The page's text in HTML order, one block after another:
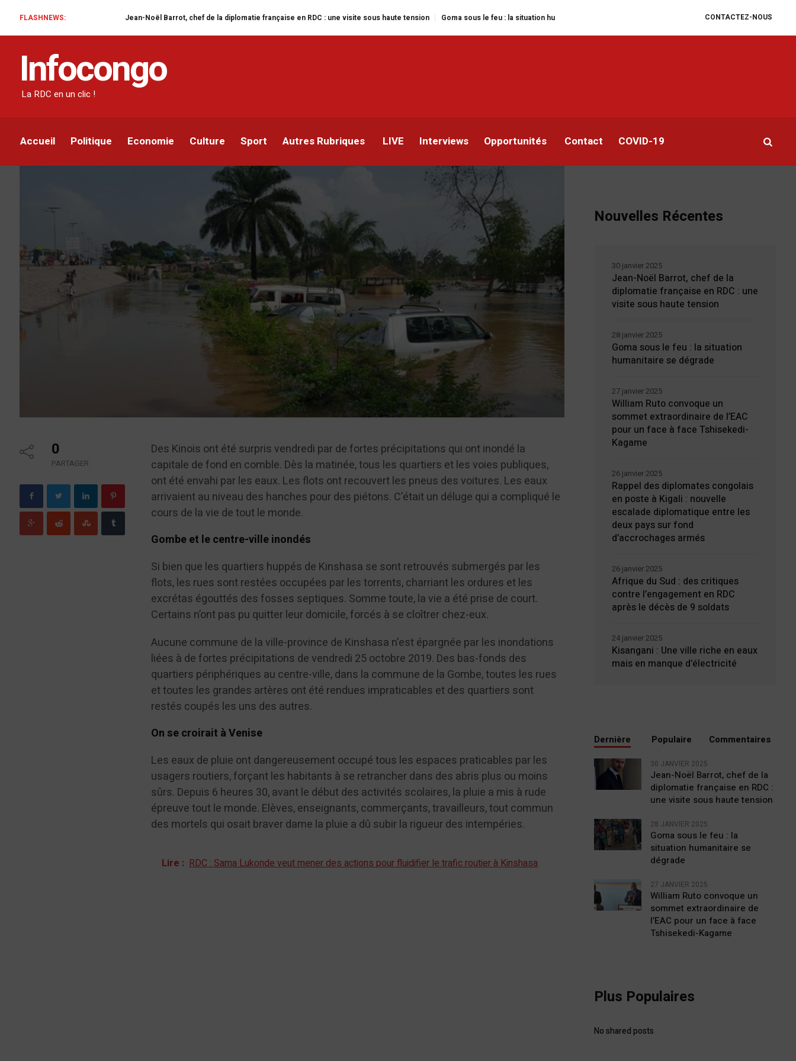
CONTACTEZ-NOUS
FLASHNEWS:Jean-Noël Barrot, chef de la diplomatie française en RDC : une visite sous haute tension Goma sous le feu : la situation humanitaire se dégrade William Ruto convoque un sommet extraordinaire de l’EAC pour
Infocongo
La RDC en un clic !
Accueil Politique Economie Culture Sport Autres Rubriques LIVE Interviews Opportunités Contact COVID-19
Les eaux de pluie ont transformé la ville de
Kinshasa en Venise, vendredi 25 octobre
0
PARTAGER
Des Kinois ont été surpris vendredi par de fortes précipitations qui ont inondé la
capitale de fond en comble. Dès la matinée, tous les quartiers et les voies publiques,
ont été envahi par les eaux. Les flots ont recouvert les pneus des voitures. Les eaux
arrivaient au niveau des hanches pour des piétons. C’était un déluge qui a compliqué le
cours de la vie de tout le monde.
Gombe et le centre-ville inondés
Si bien que les quartiers huppés de Kinshasa se sont retrouvés submergés par les
flots, les rues sont restées occupées par les torrents, charriant les ordures et les
excrétas égouttés des fosses septiques. Somme toute, la vie a été prise de court.
Certains n’ont pas pu quitter leur domicile, forcés à se cloîtrer chez-eux.
Aucune commune de la ville-province de Kinshasa n’est épargnée par les inondations
liées à de fortes précipitations de vendredi 25 octobre 2019. Des bas-fonds des
quartiers périphériques au centre-ville, dans la commune de la Gombe, toutes les rues
et toutes les grandes artères ont été rendues impraticables et des quartiers sont
restés coupés les uns des autres.
On se croirait à Venise
Les eaux de pluie ont dangereusement occupé tous les espaces praticables par les
usagers routiers, forçant les habitants à se retrancher dans des abris plus ou moins
sûrs. Depuis 6 heures 30, avant le début des activités scolaires, la pluie a mis à rude
épreuve tout le monde. Elèves, enseignants, commerçants, travailleurs, tout commun
des mortels qui osait braver dame la pluie a dû subir la rigueur des intempéries.
Lire : RDC : Sama Lukonde veut mener des actions pour fluidifier le trafic routier à Kinshasa
Nouvelles Récentes
Jean-Noël Barrot, chef de la
diplomatie française en RDC : une
visite sous haute tension
30 janvier 2025
Goma sous le feu : la situation
humanitaire se dégrade
28 janvier 2025
William Ruto convoque un
sommet extraordinaire de l’EAC
pour un face à face Tshisekedi-
Kagame
27 janvier 2025
Rappel des diplomates congolais
en poste à Kigali : nouvelle
escalade diplomatique entre les
deux pays sur fond
d’accrochages armés
26 janvier 2025
Afrique du Sud : des critiques
contre l’engagement en RDC
après le décès de 9 soldats
26 janvier 2025
Kisangani : Une ville riche en eaux
mais en manque d’électricité
24 janvier 2025
Dernière Populaire Commentaires
30 JANVIER 2025
Jean-Noël Barrot, chef de la
diplomatie française en RDC :
une visite sous haute tension
28 JANVIER 2025
Goma sous le feu : la
situation humanitaire se
dégrade
27 JANVIER 2025
William Ruto convoque un
sommet extraordinaire de
l’EAC pour un face à face
Tshisekedi-Kagame
Plus Populaires
No shared posts